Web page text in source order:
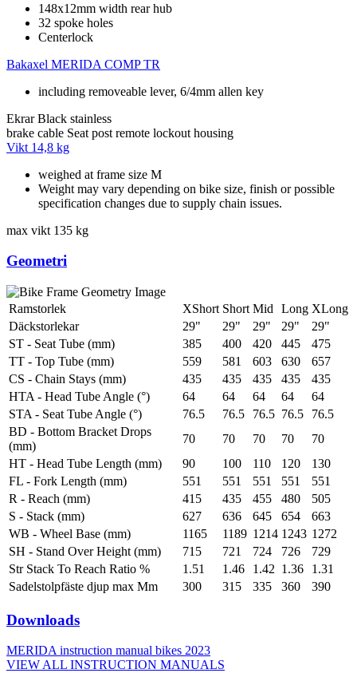
148x12mm width rear hub
32 spoke holes
Centerlock
Bakaxel MERIDA COMP TR
including removeable lever, 6/4mm allen key
Ekrar Black stainless
brake cable Seat post remote lockout housing
Vikt 14,8 kg
weighed at frame size M
Weight may vary depending on bike size, finish or possible
specification changes due to supply chain issues.
max vikt 135 kg
Geometri
Ramstorlek XShort Short Mid Long XLong
Däckstorlekar
29" 29" 29" 29"
29"
ST - Seat Tube (mm)
385 400 420 445
475
TT - Top Tube (mm)
559 581 603 630
657
CS - Chain Stays (mm)
435 435 435 435
435
HTA - Head Tube Angle (°)
64 64 64 64
64
STA - Seat Tube Angle (°)
76.5 76.5 76.5 76.5
76.5
BD - Bottom Bracket Drops
(mm)
70 70 70 70
70
HT - Head Tube Length (mm)
90 100 110 120
130
FL - Fork Length (mm)
551 551 551 551
551
R - Reach (mm)
415 435 455 480
505
S - Stack (mm)
627 636 645 654
663
WB - Wheel Base (mm)
1165 1189 1214 1243 1272
SH - Stand Over Height (mm)
715 721 724 726
729
Str Stack To Reach Ratio %
1.51 1.46 1.42 1.36
1.31
Sadelstolpfäste djup max Mm
300 315 335 360 390
Downloads
MERIDA instruction manual bikes 2023
VIEW ALL INSTRUCTION MANUALS